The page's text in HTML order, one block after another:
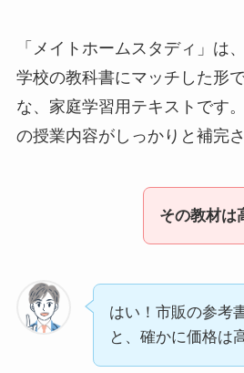
「メイトホームスタディ」は
学校の教科書にマッチした形
な、家庭学習用テキストです
の授業内容がしっかりと補完さ
その教材は
はい！市販の参考
と、確かに価格は